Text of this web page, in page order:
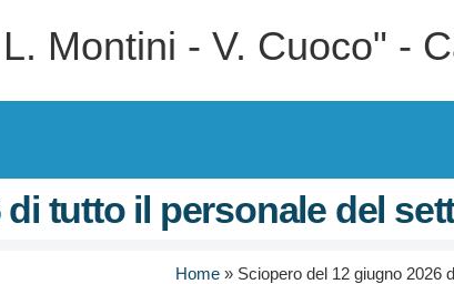
Montini - V. Cuoco" -
tutto il personale del
Home » Sciopero del 12 giugno 2026